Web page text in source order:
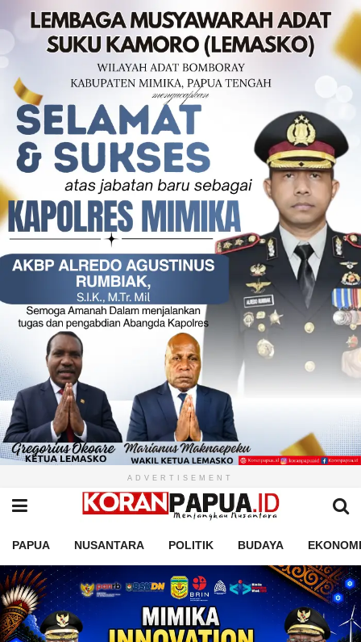
ADVERTISEMENT
PAPUA NUSANTARA POLITIK BUDAYA EKONOMI